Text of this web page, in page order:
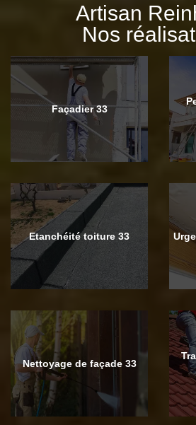
Artisan
Nos
Façadier 33
Etanchéité toiture 33
Nettoyage de façade 33